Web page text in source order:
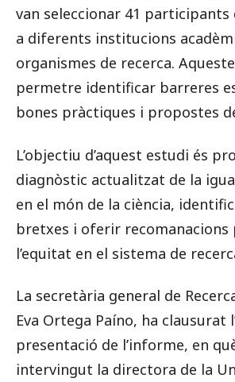
van seleccionar 41 participants
a diferents institucions
organismes de recerca.
permetre identificar barreres
bones pràctiques i propostes
L’objectiu d’aquest estudi és
diagnòstic actualitzat de la
en el món de la ciència,
bretxes i oferir
l’equitat en el sistema de
La secretària general de
Eva Ortega Paíno, ha clausurat
presentació de l’informe, en
intervingut la directora de la